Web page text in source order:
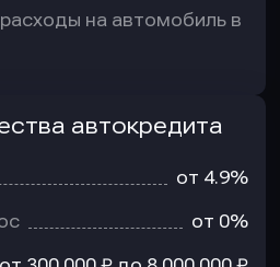
на автомобиль в
автокредита
от 4.9%
от 0%